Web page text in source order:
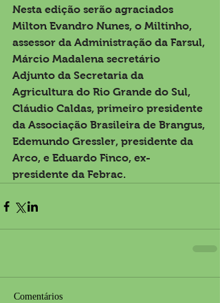
Nesta edição serão agraciados
Milton Evandro Nunes, o Miltinho,
assessor da Administração da Farsul,
Márcio Madalena secretário
Adjunto da Secretaria da
Agricultura do Rio Grande do Sul,
Cláudio Caldas, primeiro presidente
da Associação Brasileira de Brangus,
Edemundo Gressler, presidente da
Arco, e Eduardo Finco, ex-
presidente da Febrac.
Comentários